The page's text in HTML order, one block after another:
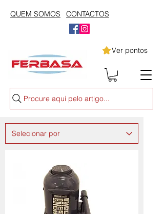
QUEM SOMOS CONTACTOS
Ver pontos
Procure aqui pelo artigo...